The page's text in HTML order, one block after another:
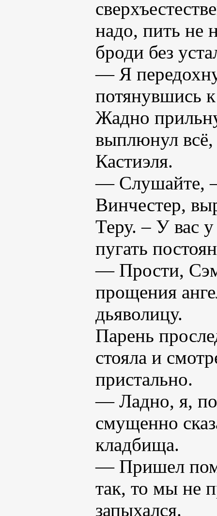
надо, пить не
броди без
— Я
потянувшись
Жадно
выплюнул всё,
Кастиэля.
— Слушайте,
Винчестер,
Теру. – У вас
пугать
— Прости,
прощения
дьяволицу.
Парень
стояла и
пристально.
— Ладно, я,
смущенно
кладбища.
— Пришел
так, то мы не
запыхался.